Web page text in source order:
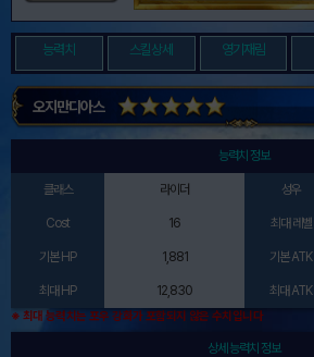
능력치 스킬상세 영기재림
오지만디아스
능력치 정보
클래스 라이더 성우
Cost 16 최대 레벨
기본 HP 1,881 기본 ATK
최대 HP 12,830 최대 ATK
※ 최대 능력치는 포우 강화가 포함되지 않은 수치입니다
상세 능력치 정보